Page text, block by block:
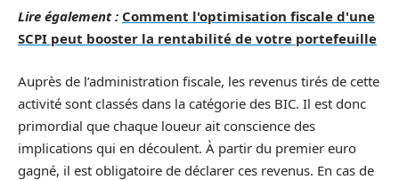
Lire également : Comment l'optimisation fiscale d'une
SCPI peut booster la rentabilité de votre portefeuille
Auprès de l’administration fiscale, les revenus tirés de cette
activité sont classés dans la catégorie des BIC. Il est donc
primordial que chaque loueur ait conscience des
implications qui en découlent. À partir du premier euro
gagné, il est obligatoire de déclarer ces revenus. En cas de